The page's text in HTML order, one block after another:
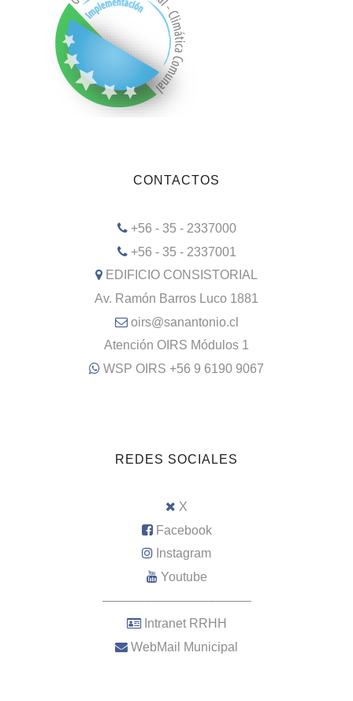
CONTACTOS
+56 - 35 - 2337000
+56 - 35 - 2337001
EDIFICIO CONSISTORIAL
Av. Ramón Barros Luco 1881
oirs@sanantonio.cl
Atención OIRS Módulos 1
WSP OIRS +56 9 6190 9067
REDES SOCIALES
X
Facebook
Instagram
Youtube
–––––––––––––––––––––
Intranet RRHH
WebMail Municipal